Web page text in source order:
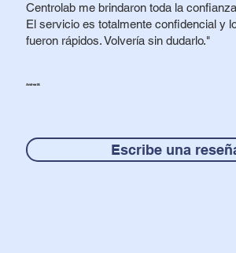
Centrolab me brindaron toda la
El servicio es totalmente confidencial y
fueron rápidos. Volvería sin dudarlo."
Andrea M.
Escribe una